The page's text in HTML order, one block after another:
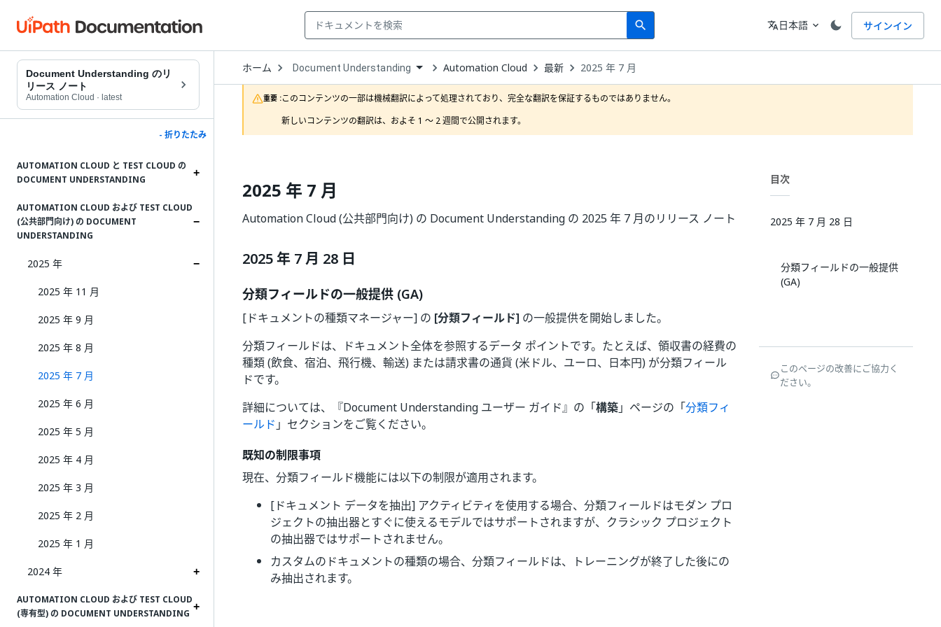
search
Search 言語
translate日本語 expand_more サインイン
Document Understanding のリ
リース ノート
Automation Cloud · latest
- 折りたたみ
AUTOMATION CLOUD と TEST CLOUD の
DOCUMENT UNDERSTANDING
AUTOMATION CLOUD および TEST CLOUD
(公共部門向け) の DOCUMENT
UNDERSTANDING
2025 年
2025 年 11 月
2025 年 9 月
2025 年 8 月
2025 年 7 月
2025 年 6 月
2025 年 5 月
2025 年 4 月
2025 年 3 月
2025 年 2 月
2025 年 1 月
2024 年
AUTOMATION CLOUD および TEST CLOUD
(専有型) の DOCUMENT UNDERSTANDING
ホーム Open
Dropdown
to
choose
product
Document Understanding Automation Cloud 最新 2025 年 7 月
重要 :このコンテンツの一部は機械翻訳によって処理されており、完全な翻訳を保証するものではありません。
新しいコンテンツの翻訳は、およそ 1 ～ 2 週間で公開されます。
2025 年 7 月
Automation Cloud (公共部門向け) の Document Understanding の 2025 年 7 月のリリース ノート
2025 年 7 月 28 日
分類フィールドの一般提供 (GA)
[ドキュメントの種類マネージャー] の [分類フィールド] の一般提供を開始しました。
分類フィールドは、ドキュメント全体を参照するデータ ポイントです。たとえば、領収書の経費の
種類 (飲食、宿泊、飛行機、輸送) または請求書の通貨 (米ドル、ユーロ、日本円) が分類フィール
ドです。
詳細については、『Document Understanding ユーザー ガイド』の「構築」ページの「分類フィ
ールド 」セクションをご覧ください。
既知の制限事項
現在、分類フィールド機能には以下の制限が適用されます。
[ドキュメント データを抽出] アクティビティを使用する場合、分類フィールドはモダン プロ
ジェクトの抽出器とすぐに使えるモデルではサポートされますが、クラシック プロジェクト
の抽出器ではサポートされません。
カスタムのドキュメントの種類の場合、分類フィールドは、トレーニングが終了した後にの
み抽出されます。
目次
2025 年 7 月 28 日
分類フィールドの一般提供
(GA)
このページの改善にご協力く
ださい。